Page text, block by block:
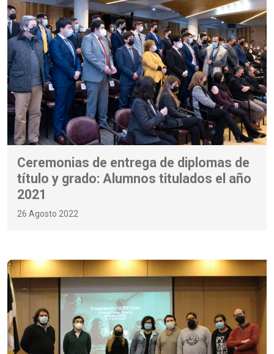
Ceremonias de entrega de diplomas de
título y grado: Alumnos titulados el año
2021
26 Agosto 2022